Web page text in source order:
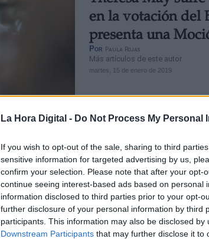
La Hora Digital - Do Not Process My Personal
If you wish to opt-out of the sale, sharing to third
sensitive information for targeted advertising by us,
confirm your selection. Please note that after your opt-
continue seeing interest-based ads based on personal
information disclosed to third parties prior to your opt-
further disclosure of your personal information by third
participants. This information may also be disclosed
Downstream Participants that may further disclose it to
en la votación del
presenta una
Por Paula Rojas
Más artículos de este autor
martes, 15 de enero de 2019
Iratxe García: “La
conciliación
avance
La Hora Digital
Más artículos de este autor
viernes, 25 de enero de 2019